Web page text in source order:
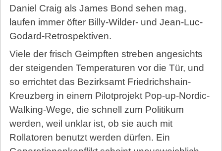
Daniel Craig als James Bond sehen mag,
laufen immer öfter Billy-Wilder- und Jean-Luc-
Godard-Retrospektiven.
Viele der frisch Geimpften streben angesichts
der steigenden Temperaturen vor die Tür, und
so errichtet das Bezirksamt Friedrichshain-
Kreuzberg in einem Pilotprojekt Pop-up-Nordic-
Walking-Wege, die schnell zum Politikum
werden, weil unklar ist, ob sie auch mit
Rollatoren benutzt werden dürfen. Ein